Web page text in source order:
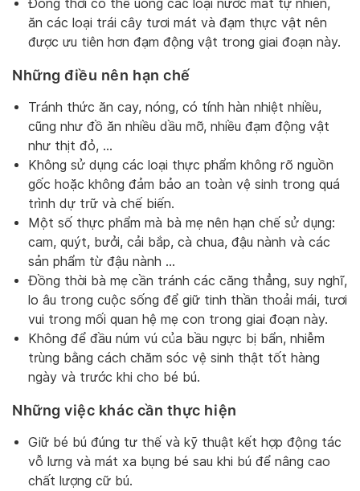
Đồng thời có thể uống các loại nước mát tự nhiên,
ăn các loại trái cây tươi mát và đạm thực vật nên
được ưu tiên hơn đạm động vật trong giai đoạn này.
Những điều nên hạn chế
Tránh thức ăn cay, nóng, có tính hàn nhiệt nhiều,
cũng như đồ ăn nhiều dầu mỡ, nhiều đạm động vật
như thịt đỏ, …
Không sử dụng các loại thực phẩm không rõ nguồn
gốc hoặc không đảm bảo an toàn vệ sinh trong quá
trình dự trữ và chế biến.
Một số thực phẩm mà bà mẹ nên hạn chế sử dụng:
cam, quýt, bưởi, cải bắp, cà chua, đậu nành và các
sản phẩm từ đậu nành …
Đồng thời bà mẹ cần tránh các căng thẳng, suy nghĩ,
lo âu trong cuộc sống để giữ tinh thần thoải mái, tươi
vui trong mối quan hệ mẹ con trong giai đoạn này.
Không để đầu núm vú của bầu ngực bị bẩn, nhiễm
trùng bằng cách chăm sóc vệ sinh thật tốt hàng
ngày và trước khi cho bé bú.
Những việc khác cần thực hiện
Giữ bé bú đúng tư thế và kỹ thuật kết hợp động tác
vỗ lưng và mát xa bụng bé sau khi bú để nâng cao
chất lượng cữ bú.